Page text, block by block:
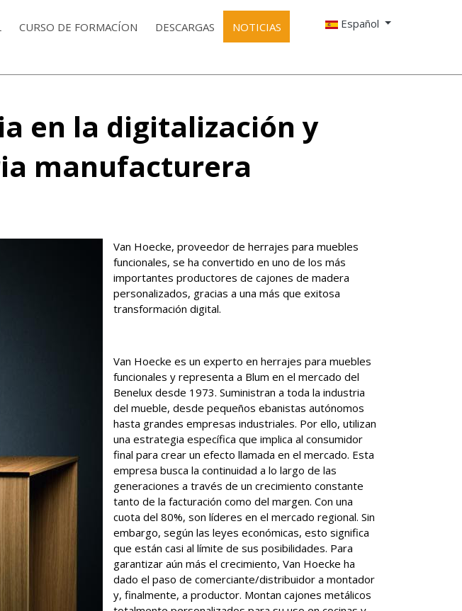
CURSO DE FORMACÍON DESCARGAS NOTICIAS Español
en la digitalización y
manufacturera
Van Hoecke, proveedor de herrajes para muebles
funcionales, se ha convertido en uno de los más
importantes productores de cajones de madera
personalizados, gracias a una más que exitosa
transformación digital.
Van Hoecke es un experto en herrajes para muebles
funcionales y representa a Blum en el mercado del
Benelux desde 1973. Suministran a toda la industria
del mueble, desde pequeños ebanistas autónomos
hasta grandes empresas industriales. Por ello, utilizan
una estrategia específica que implica al consumidor
final para crear un efecto llamada en el mercado. Esta
empresa busca la continuidad a lo largo de las
generaciones a través de un crecimiento constante
tanto de la facturación como del margen. Con una
cuota del 80%, son líderes en el mercado regional. Sin
embargo, según las leyes económicas, esto significa
que están casi al límite de sus posibilidades. Para
garantizar aún más el crecimiento, Van Hoecke ha
dado el paso de comerciante/distribuidor a montador
y, finalmente, a productor. Montan cajones metálicos